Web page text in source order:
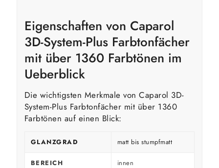
Eigenschaften von Caparol
3D-System-Plus Farbtonfächer
mit über 1360 Farbtönen im
Ueberblick
Die wichtigsten Merkmale von Caparol 3D-
System-Plus Farbtonfächer mit über 1360
Farbtönen auf einen Blick:
GLANZGRAD matt bis stumpfmatt
BEREICH innen